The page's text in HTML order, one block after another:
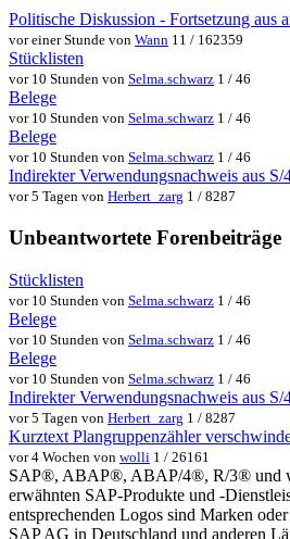
Politische Diskussion - Fortsetzung aus
vor einer Stunde von Wann 11 / 162359
Stücklisten
vor 10 Stunden von Selma.schwarz 1 / 46
Belege
vor 10 Stunden von Selma.schwarz 1 / 46
Belege
vor 10 Stunden von Selma.schwarz 1 / 46
Indirekter Verwendungsnachweis aus S/
vor 5 Tagen von Herbert_zarg 1 / 8287
Unbeantwortete Forenbeiträge
Stücklisten
vor 10 Stunden von Selma.schwarz 1 / 46
Belege
vor 10 Stunden von Selma.schwarz 1 / 46
Belege
vor 10 Stunden von Selma.schwarz 1 / 46
Indirekter Verwendungsnachweis aus S/
vor 5 Tagen von Herbert_zarg 1 / 8287
Kurztext Plangruppenzähler
vor 4 Wochen von wolli 1 / 26161
SAP®, ABAP®, ABAP/4®, R/3® und
erwähnten SAP-Produkte und -
entsprechenden Logos sind Marken
SAP AG in Deutschland und anderen